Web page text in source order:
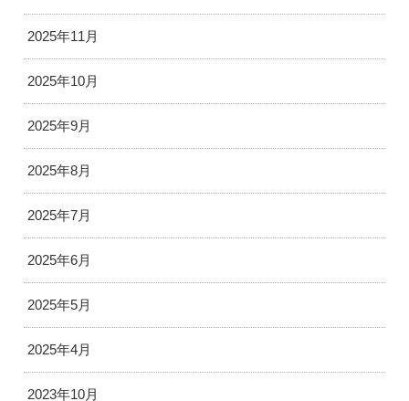
2025年11月
2025年10月
2025年9月
2025年8月
2025年7月
2025年6月
2025年5月
2025年4月
2023年10月